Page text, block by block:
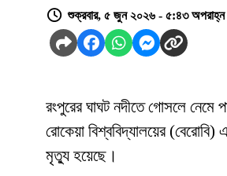
শুক্রবার, ৫ জুন ২০২৬ - ৫:৪৩ অপরাহ্ন
রংপুরের ঘাঘট নদীতে গোসলে নেমে
রোকেয়া বিশ্ববিদ্যালয়ের (বেরোবি)
মৃত্যু হয়েছে।